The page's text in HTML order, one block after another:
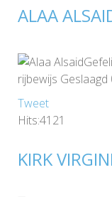
ALAA
rijbewijs
Tweet
Hits:4121
KIRK